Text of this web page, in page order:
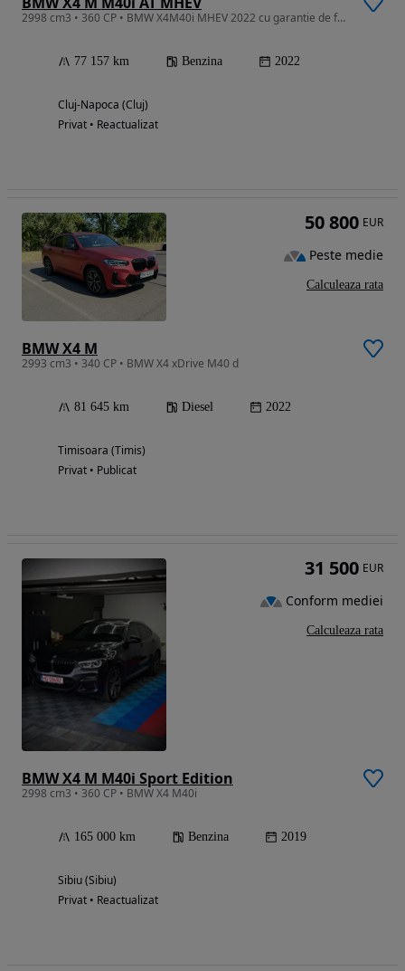
2998 cm3 • 360 CP • BMW X4M40i MHEV 2022 cu garantie de fabrica pana in 03/27
77 157 km Benzina 2022
Cluj-Napoca (Cluj)
Privat • Reactualizat
BMW X4 M
2993 cm3 • 340 CP • BMW X4 xDrive M40 d
81 645 km Diesel 2022
Timisoara (Timis)
Privat • Publicat
50 800 EUR
Peste medie
Calculeaza rata
BMW X4 M M40i Sport Edition
2998 cm3 • 360 CP • BMW X4 M40i
165 000 km Benzina 2019
Sibiu (Sibiu)
Privat • Reactualizat
31 500 EUR
Conform mediei
Calculeaza rata